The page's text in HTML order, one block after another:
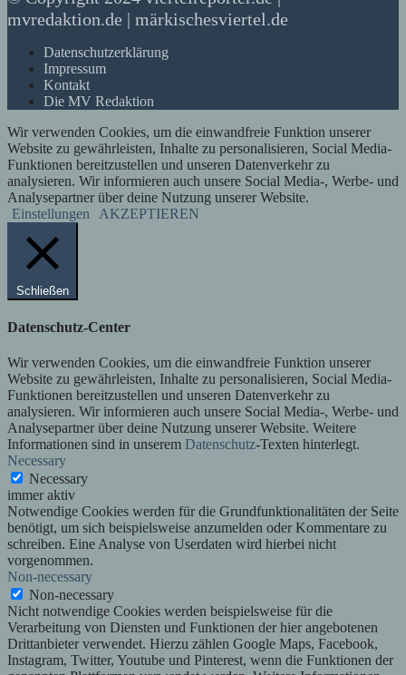
mvredaktion.de | märkischesviertel.de
Datenschutzerklärung
Impressum
Kontakt
Die MV Redaktion
Wir verwenden Cookies, um die einwandfreie Funktion unserer
Website zu gewährleisten, Inhalte zu personalisieren, Social Media-
Funktionen bereitzustellen und unseren Datenverkehr zu
analysieren. Wir informieren auch unsere Social Media-, Werbe- und
Analysepartner über deine Nutzung unserer Website.
Einstellungen
AKZEPTIEREN
Schließen
Datenschutz-Center
Wir verwenden Cookies, um die einwandfreie Funktion unserer
Website zu gewährleisten, Inhalte zu personalisieren, Social Media-
Funktionen bereitzustellen und unseren Datenverkehr zu
analysieren. Wir informieren auch unsere Social Media-, Werbe- und
Analysepartner über deine Nutzung unserer Website. Weitere
Informationen sind in unserem Datenschutz-Texten hinterlegt.
Necessary
Necessary
immer aktiv
Notwendige Cookies werden für die Grundfunktionalitäten der Seite
benötigt, um sich beispielsweise anzumelden oder Kommentare zu
schreiben. Eine Analyse von Userdaten wird hierbei nicht
vorgenommen.
Non-necessary
Non-necessary
Nicht notwendige Cookies werden beispielsweise für die
Verarbeitung von Diensten und Funktionen der hier angebotenen
Drittanbieter verwendet. Hierzu zählen Google Maps, Facebook,
Instagram, Twitter, Youtube und Pinterest, wenn die Funktionen der